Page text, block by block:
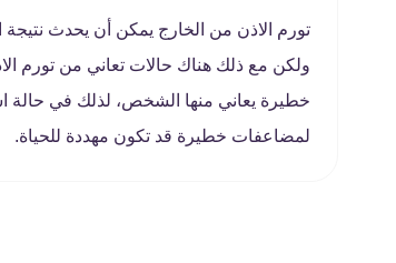
تورم الاذن من الخارج يمكن أن يحدث نتيجة
ولكن مع ذلك هناك حالات تعاني من تورم
خطيرة يعاني منها الشخص، لذلك في حالة
لمضاعفات خطيرة قد تكون مهددة للحياة.